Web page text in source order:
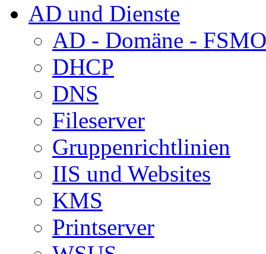
AD und Dienste
AD - Domäne - FSMO
DHCP
DNS
Fileserver
Gruppenrichtlinien
IIS und Websites
KMS
Printserver